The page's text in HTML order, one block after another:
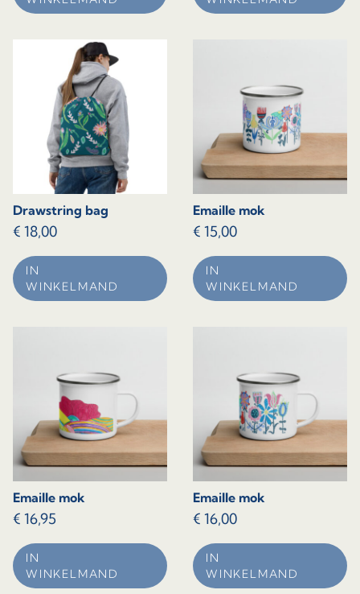
Drawstring bag
€ 18,00
IN
WINKELMAND
Emaille mok
€ 15,00
IN
WINKELMAND
Emaille mok
€ 16,95
IN
WINKELMAND
Emaille mok
€ 16,00
IN
WINKELMAND